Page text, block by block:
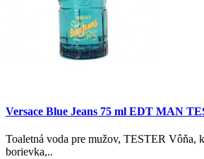
Versace Blue Jeans 75 ml EDT MAN
Toaletná voda pre mužov, TESTER
borievka,..